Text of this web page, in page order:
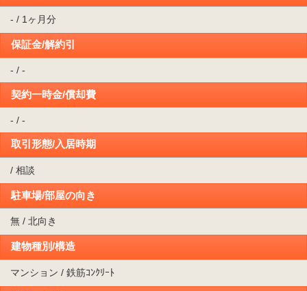
- / 1ヶ月分
保証金/解約引
- / -
契約一時金/償却費
- / -
取引形態/入居時期
/ 相談
駐車場/部屋の向き
無 / 北向き
建物種別/構造
マンション / 鉄筋ｺﾝｸﾘｰﾄ